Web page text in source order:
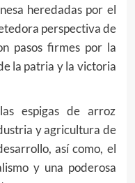
heredadas por el
perspectiva de
pasos firmes por la
la patria y la victoria
espigas de arroz
y agricultura de
así como, el
y una poderosa